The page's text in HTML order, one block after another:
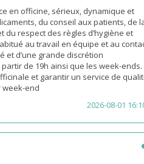
en officine, sérieux, dynamique et
du conseil aux patients, de
du respect des règles d’hygiène et
au travail en équipe et au
et d’une grande discrétion
de 19h ainsi que les week-ends.
et garantir un service de
week-end
2026-08-01